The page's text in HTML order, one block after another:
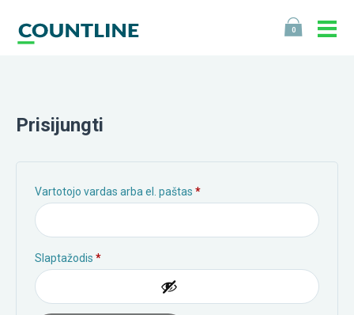
0
Prisijungti
Vartotojo vardas arba el. paštas *Privalomas
Slaptažodis *Privalomas